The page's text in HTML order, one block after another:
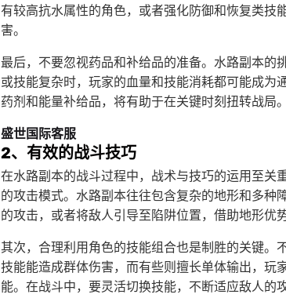
有较高抗水属性的角色，或者强化防御和恢复类技
害。
最后，不要忽视药品和补给品的准备。水路副本的
或技能复杂时，玩家的血量和技能消耗都可能成
药剂和能量补给品，将有助于在关键时刻扭转战局。
盛世国际客服
2、有效的战斗技巧
在水路副本的战斗过程中，战术与技巧的运用至关
的攻击模式。水路副本往往包含复杂的地形和多种
的攻击，或者将敌人引导至陷阱位置，借助地形优
其次，合理利用角色的技能组合也是制胜的关键。
技能能造成群体伤害，而有些则擅长单体输出，玩
能。在战斗中，要灵活切换技能，不断适应敌人的